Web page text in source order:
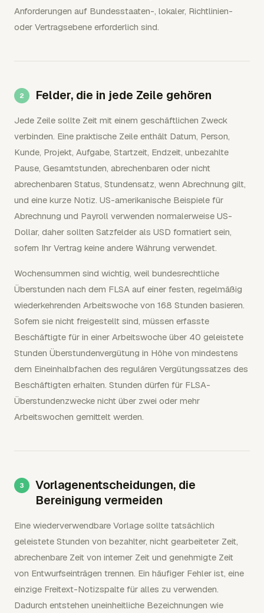
Anforderungen auf Bundesstaaten-, lokaler, Richtlinien-
oder Vertragsebene erforderlich sind.
Felder, die in jede Zeile gehören
Jede Zeile sollte Zeit mit einem geschäftlichen Zweck
verbinden. Eine praktische Zeile enthält Datum, Person,
Kunde, Projekt, Aufgabe, Startzeit, Endzeit, unbezahlte
Pause, Gesamtstunden, abrechenbaren oder nicht
abrechenbaren Status, Stundensatz, wenn Abrechnung gilt,
und eine kurze Notiz. US-amerikanische Beispiele für
Abrechnung und Payroll verwenden normalerweise US-
Dollar, daher sollten Satzfelder als USD formatiert sein,
sofern Ihr Vertrag keine andere Währung verwendet.
Wochensummen sind wichtig, weil bundesrechtliche
Überstunden nach dem FLSA auf einer festen, regelmäßig
wiederkehrenden Arbeitswoche von 168 Stunden basieren.
Sofern sie nicht freigestellt sind, müssen erfasste
Beschäftigte für in einer Arbeitswoche über 40 geleistete
Stunden Überstundenvergütung in Höhe von mindestens
dem Eineinhalbfachen des regulären Vergütungssatzes des
Beschäftigten erhalten. Stunden dürfen für FLSA-
Überstundenzwecke nicht über zwei oder mehr
Arbeitswochen gemittelt werden.
Vorlagenentscheidungen, die
Bereinigung vermeiden
Eine wiederverwendbare Vorlage sollte tatsächlich
geleistete Stunden von bezahlter, nicht gearbeiteter Zeit,
abrechenbare Zeit von interner Zeit und genehmigte Zeit
von Entwurfseinträgen trennen. Ein häufiger Fehler ist, eine
einzige Freitext-Notizspalte für alles zu verwenden.
Dadurch entstehen uneinheitliche Bezeichnungen wie